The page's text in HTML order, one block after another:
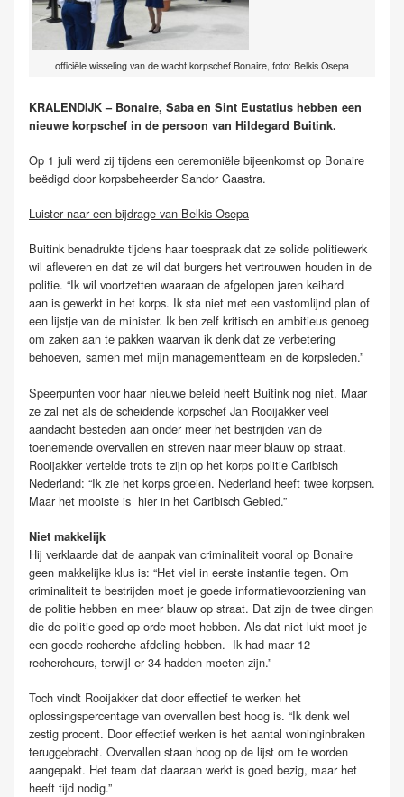
officiële wisseling van de wacht korpschef Bonaire, foto: Belkis Osepa
KRALENDIJK – Bonaire, Saba en Sint Eustatius hebben een
nieuwe korpschef in de persoon van Hildegard Buitink.
Op 1 juli werd zij tijdens een ceremoniële bijeenkomst op Bonaire
beëdigd door korpsbeheerder Sandor Gaastra.
Luister naar een bijdrage van Belkis Osepa
Buitink benadrukte tijdens haar toespraak dat ze solide politiewerk
wil afleveren en dat ze wil dat burgers het vertrouwen houden in de
politie. “Ik wil voortzetten waaraan de afgelopen jaren keihard
aan is gewerkt in het korps. Ik sta niet met een vastomlijnd plan of
een lijstje van de minister. Ik ben zelf kritisch en ambitieus genoeg
om zaken aan te pakken waarvan ik denk dat ze verbetering
behoeven, samen met mijn managementteam en de korpsleden.”
Speerpunten voor haar nieuwe beleid heeft Buitink nog niet. Maar
ze zal net als de scheidende korpschef Jan Rooijakker veel
aandacht besteden aan onder meer het bestrijden van de
toenemende overvallen en streven naar meer blauw op straat.
Rooijakker vertelde trots te zijn op het korps politie Caribisch
Nederland: “Ik zie het korps groeien. Nederland heeft twee korpsen.
Maar het mooiste is hier in het Caribisch Gebied.”
Niet makkelijk
Hij verklaarde dat de aanpak van criminaliteit vooral op Bonaire
geen makkelijke klus is: “Het viel in eerste instantie tegen. Om
criminaliteit te bestrijden moet je goede informatievoorziening van
de politie hebben en meer blauw op straat. Dat zijn de twee dingen
die de politie goed op orde moet hebben. Als dat niet lukt moet je
een goede recherche-afdeling hebben. Ik had maar 12
rechercheurs, terwijl er 34 hadden moeten zijn.”
Toch vindt Rooijakker dat door effectief te werken het
oplossingspercentage van overvallen best hoog is. “Ik denk wel
zestig procent. Door effectief werken is het aantal woninginbraken
teruggebracht. Overvallen staan hoog op de lijst om te worden
aangepakt. Het team dat daaraan werkt is goed bezig, maar het
heeft tijd nodig.”